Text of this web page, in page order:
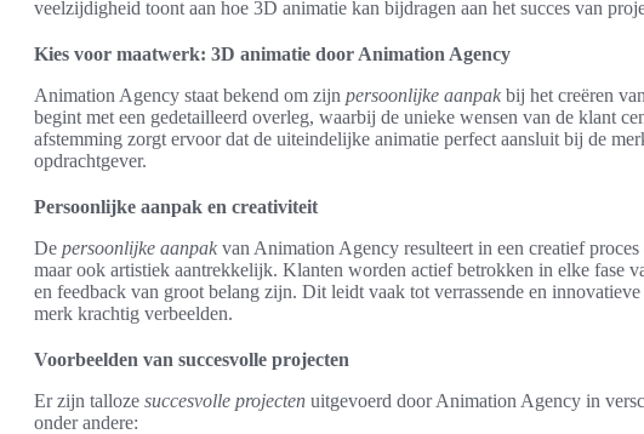
veelzijdigheid toont aan hoe 3D animatie kan bijdragen aan het succes van
Kies voor maatwerk: 3D animatie door Animation Agency
Animation Agency staat bekend om zijn persoonlijke aanpak bij het creëren
begint met een gedetailleerd overleg, waarbij de unieke wensen van de klant
afstemming zorgt ervoor dat de uiteindelijke animatie perfect aansluit bij de
opdrachtgever.
Persoonlijke aanpak en creativiteit
De persoonlijke aanpak van Animation Agency resulteert in een creatief
maar ook artistiek aantrekkelijk. Klanten worden actief betrokken in elke fase
en feedback van groot belang zijn. Dit leidt vaak tot verrassende en
merk krachtig verbeelden.
Voorbeelden van succesvolle projecten
Er zijn talloze succesvolle projecten uitgevoerd door Animation Agency in
onder andere: